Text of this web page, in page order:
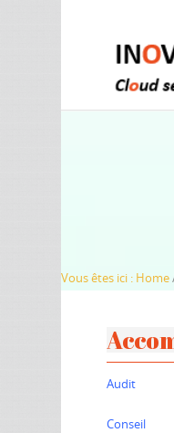
Vous êtes ici : Home
Audit
Conseil